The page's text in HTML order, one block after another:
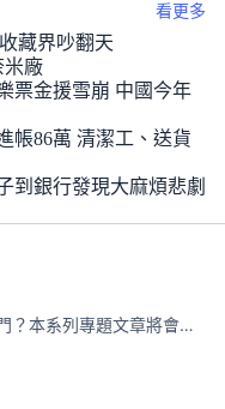
看更多
藏界吵翻天
米廠
票金援雪崩 中國今年
帳86萬 清潔工、送貨
到銀行發現大麻煩悲劇
ETF是什麼？ETF投資如何入門？本系列專題文章將會告訴你新手必須知道的ETF基礎知識。